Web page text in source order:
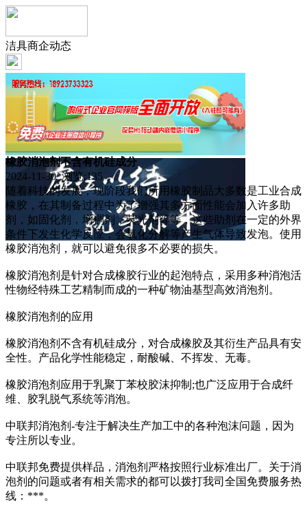
洁具商企动态
橡胶消泡剂不含有机硅成分
2024-11-30 浏览:135
随着科技的发展，现阶段我们所用橡胶制品大多数是工业合成
橡胶，在其制备过程中为了增强其多方面性能会加入许多助
剂，如固化剂，增稠剂，荧光剂等等，这些助剂在一定的外界
条件下发生化学反应，会氧化分解等产生气体导致发泡。使用
橡胶消泡剂，就可以避免很多不必要的损失。
橡胶消泡剂是针对合成橡胶行业的起泡特点，采用多种消泡活
性物经特殊工艺精制而成的一种矿物油基型高效消泡剂。
橡胶消泡剂的应用
橡胶消泡剂不含有机硅成分，对合成橡胶及其衍生产品具有安
全性。产品化学性能稳定，耐酸碱、不挥发、无毒。
橡胶消泡剂应用于乳聚丁苯校胶沫抑制;也广泛应用于合成纤
维、胶乳脱气系统等消泡。
中联邦消泡剂-专注于解决生产加工中的各种泡沫问题，因为
专注所以专业。
中联邦免费提供样品，消泡剂严格按照行业标准出厂。关于消
泡剂的问题或者有相关需求的都可以拨打我司全国免费服务热
线：***。